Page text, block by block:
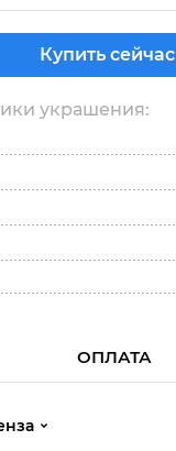
Купить сейчас
украшения:
ОПЛАТА